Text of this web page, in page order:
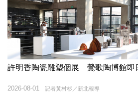
許明香陶瓷雕塑個展 鶯歌陶博館即
記者黃村杉／新北報導
2026-08-01